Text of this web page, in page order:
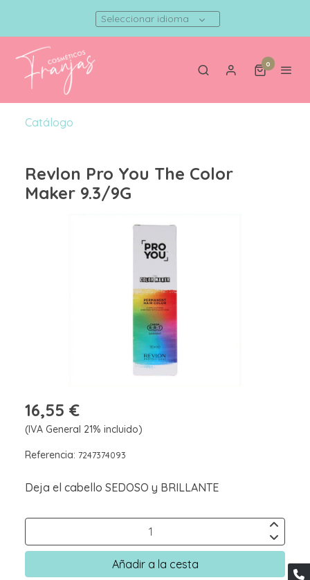
Seleccionar idioma
0
Catálogo
Revlon Pro You The Color
Maker 9.3/9G
16,55 €
(IVA General 21% incluido)
Referencia: 7247374093
Deja el cabello SEDOSO y BRILLANTE
Añadir a la cesta